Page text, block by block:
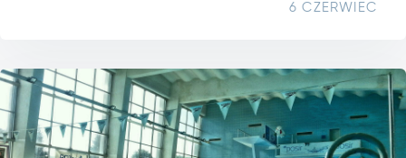
6 CZERWIEC